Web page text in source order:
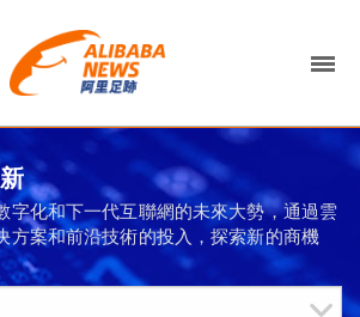
字化和下一代互聯網的未來大勢，通過雲
方案和前沿技術的投入，探索新的商機